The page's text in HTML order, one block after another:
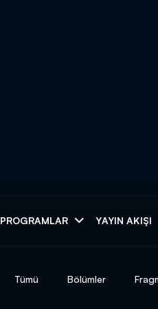
PROGRAMLAR YAYIN AKIŞI
Tümü Bölümler